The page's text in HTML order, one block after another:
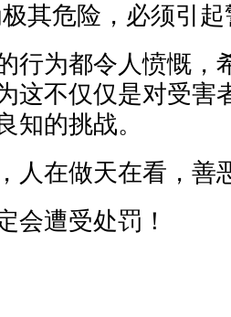
其危险，必须引
行为都令人愤慨，
这不仅仅是对受害
知的挑战。
人在做天在看，善
会遭受处罚！